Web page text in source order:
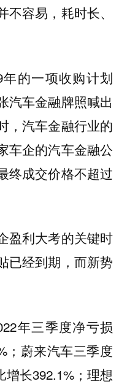
容易，耗时长、
的一项收购计划
汽车金融牌照喊出
，汽车金融行业的
车企的汽车金融公
终成交价格不超过
盈利大考的关键时
已经到期，而新势
年三季度净亏损
；蔚来汽车三季度
增长392.1%；理想